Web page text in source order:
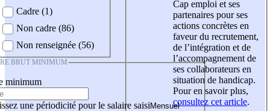
Cadre (1)
Non cadre (86)
Non renseignée (56)
BRUT MINIMUM
minimum
une périodicité pour le salaire saisi
Cap emploi et ses
partenaires pour ses
actions concrètes en
faveur du recrutement,
de l’intégration et de
l’accompagnement de
ses collaborateurs en
situation de handicap.
Pour en savoir plus,
consultez cet article.